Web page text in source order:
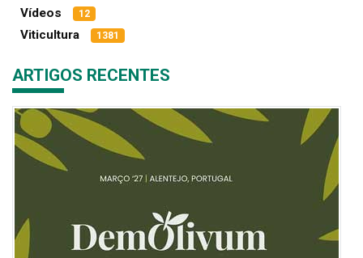
Vídeos 12
Viticultura 1381
ARTIGOS RECENTES